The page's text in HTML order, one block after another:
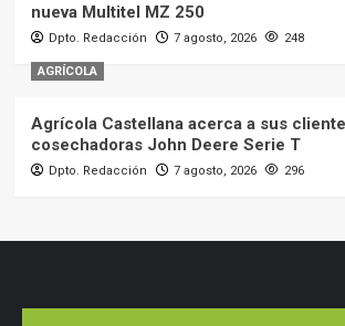
nueva Multitel MZ 250
Dpto. Redacción 7 agosto, 2026 248
AGRÍCOLA
Agrícola Castellana acerca a sus
cosechadoras John Deere Serie T
Dpto. Redacción 7 agosto, 2026 296